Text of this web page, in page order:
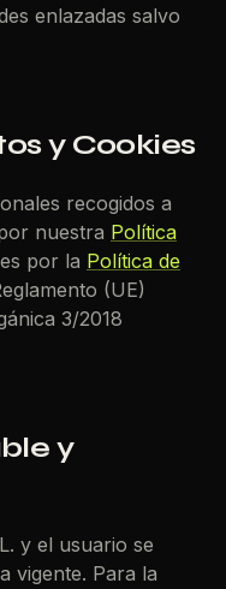
enlazadas salvo
y Cookies
recogidos a
nuestra Política
por la Política de
(UE)
3/2018
y
y el usuario se
vigente. Para la